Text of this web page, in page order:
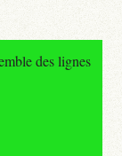
des lignes